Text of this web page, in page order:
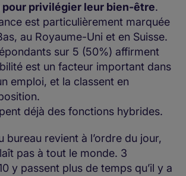
privilégier leur bien-être.
est particulièrement marquée
au Royaume-Uni et en Suisse.
sur 5 (50%) affirment
est un facteur important dans
emploi, et la classent en
déjà des fonctions hybrides.
bureau revient à l’ordre du jour,
pas à tout le monde. 3
y passent plus de temps qu’il y a